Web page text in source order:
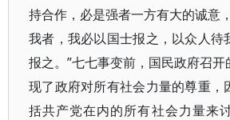
持合作，必是强者一方有大的诚意
我者，我必以国士报之，以众人待
报之。”七七事变前，国民政府召
现了政府对所有社会力量的尊重，
括共产党在内的所有社会力量来